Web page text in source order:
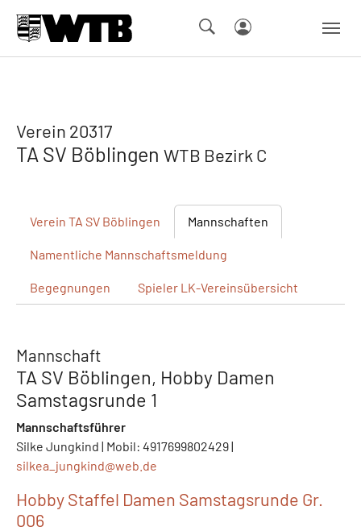
Verein 20317
TA SV Böblingen WTB Bezirk C
Verein TA SV Böblingen Mannschaften
Namentliche Mannschaftsmeldung
Begegnungen Spieler LK-Vereinsübersicht
Mannschaft
TA SV Böblingen, Hobby Damen
Samstagsrunde 1
Mannschaftsführer
Silke Jungkind | Mobil: 4917699802429 |
silkea_jungkind@web.de
Hobby Staffel Damen Samstagsrunde Gr.
006